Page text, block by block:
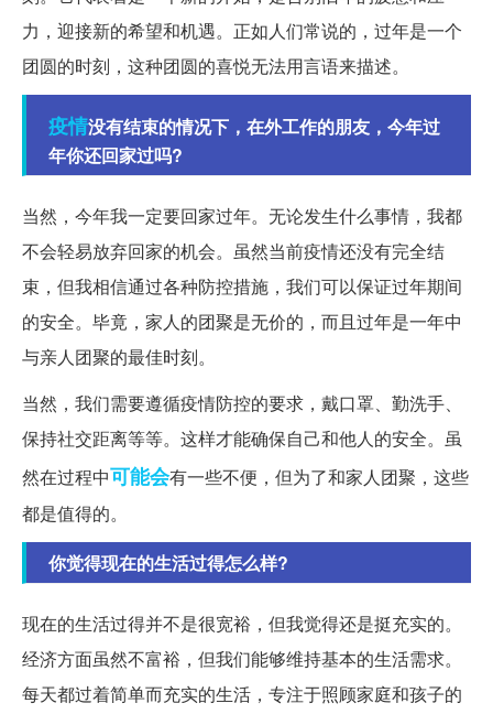
力，迎接新的希望和机遇。正如人们常说的，过年是一个
团圆的时刻，这种团圆的喜悦无法用言语来描述。
疫情没有结束的情况下，在外工作的朋友，今年过
年你还回家过吗?
当然，今年我一定要回家过年。无论发生什么事情，我都
不会轻易放弃回家的机会。虽然当前疫情还没有完全结
束，但我相信通过各种防控措施，我们可以保证过年期间
的安全。毕竟，家人的团聚是无价的，而且过年是一年中
与亲人团聚的最佳时刻。
当然，我们需要遵循疫情防控的要求，戴口罩、勤洗手、
保持社交距离等等。这样才能确保自己和他人的安全。虽
然在过程中可能会有一些不便，但为了和家人团聚，这些
都是值得的。
你觉得现在的生活过得怎么样?
现在的生活过得并不是很宽裕，但我觉得还是挺充实的。
经济方面虽然不富裕，但我们能够维持基本的生活需求。
每天都过着简单而充实的生活，专注于照顾家庭和孩子的